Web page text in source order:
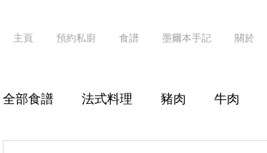
主頁 預約私廚 食譜 墨爾本手記 關於
全部食譜 法式料理 豬肉 牛肉